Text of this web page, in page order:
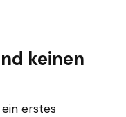
keinen
erstes